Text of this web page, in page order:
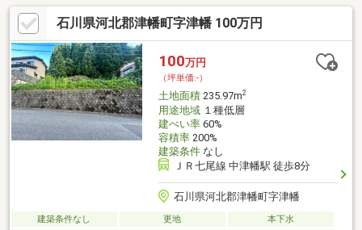
石川県河北郡津幡町字津幡 100万円
100万円
（坪単価:-）
土地面積235.97m2
用途地域１種低層
建ぺい率60%
容積率200%
建築条件なし
ＪＲ七尾線 中津幡駅 徒歩8分
石川県河北郡津幡町字津幡
建築条件なし 更地
本下水